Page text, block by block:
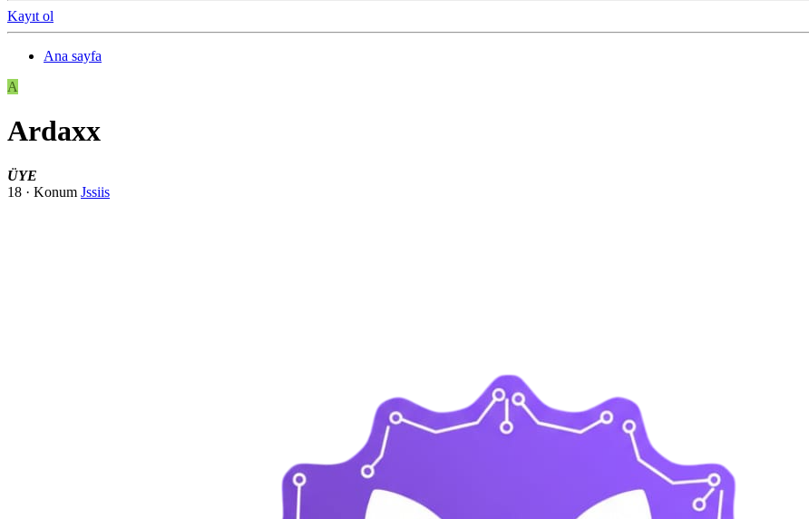
Kayıt ol
Ana sayfa
A
Ardaxx
ÜYE
18 · Konum Jssiis